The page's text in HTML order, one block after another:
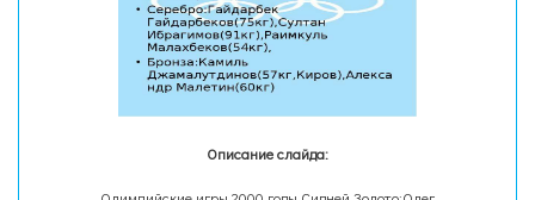
Описание слайда: